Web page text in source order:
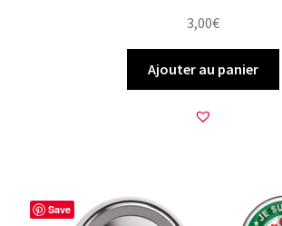
3,00€
Ajouter au panier
Save